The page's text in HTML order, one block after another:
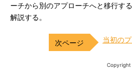
ーチから別のアプローチへと移行す
解説する。
当初の
Copyright